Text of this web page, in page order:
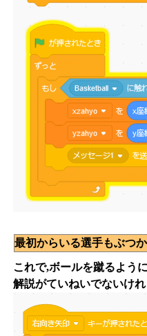
最初からいる選手もぶつ
これで,ボールを蹴るよう
解説がていねいでないけれ